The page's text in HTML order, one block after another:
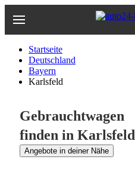
Hauptinhalt
Startseite
Deutschland
Bayern
Karlsfeld
Gebrauchtwagen
finden in Karlsfeld
Angebote in deiner Nähe